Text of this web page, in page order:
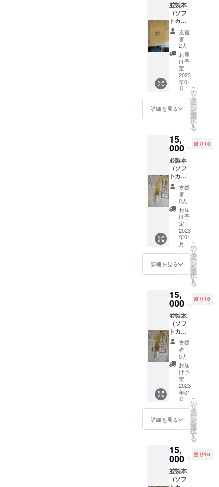
並製本
（ソフ
トカ
バー）
を一冊
提供し
ます。
送料
込。 本
のサイ
ズは、
200mm
×142m
m、総
ページ
数は272
です。
内容と
しまし
ては、
装幀お
よび蔵
書票、
その他
私が普
段考え
ている
あれこ
れをま
とめた
ものと
なりま
す。 ま
ENオリ
ジナル
の蔵書
票(本の
余白等
に貼り
付けて
所有者
を示す
道具)が
特典で
付属し
ます。
余白部
分にご
自身の
お名前
い。 蔵
書票の
使用法
に関し
てはこ
支援
者：
2人
お届
け予
定：
2023
年01
月
詳細を見る
こ
の
リ
タ
ー
ン
を
選
択
す
る
15,
000 円
残り10
並製本
（ソフ
トカ
バー）
およ
び、70
本限定
で制作
したオ
リジナ
ルの
ペー
パーナ
イフ(刃
の部分
が曲線
を提供
しま
す。送
料込。
ペー
パーナ
イフの
長さは
160mm
です。
素材は
持ち手
が銀、
刃が真
鍮とな
りま
仕様に
関して
は、
5000円
のリ
支援
者：
0人
お届
け予
定：
2023
年01
月
詳細を見る
こ
の
リ
タ
ー
ン
を
選
択
す
る
15,
000 円
残り10
並製本
（ソフ
トカ
バー）
およ
び、70
本限定
で制作
したオ
リジナ
ルの
ペー
パーナ
イフ(刃
の部分
が鋭角
を提供
しま
す。送
料込。
ペー
支援
者：
0人
お届
け予
定：
2023
年01
月
詳細を見る
こ
の
リ
タ
ー
ン
を
選
択
す
る
15,
000 円
残り10
並製本
（ソフ